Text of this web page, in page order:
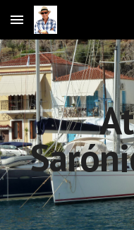
Skip to main content